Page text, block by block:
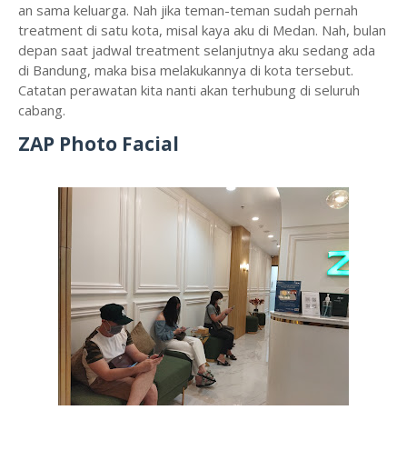
an sama keluarga. Nah jika teman-teman sudah pernah
treatment di satu kota, misal kaya aku di Medan. Nah, bulan
depan saat jadwal treatment selanjutnya aku sedang ada
di Bandung, maka bisa melakukannya di kota tersebut.
Catatan perawatan kita nanti akan terhubung di seluruh
cabang.
ZAP Photo Facial